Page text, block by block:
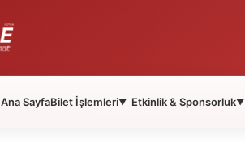
Ana SayfaBilet İşlemleri▼ Etkinlik & Sponsorluk▼